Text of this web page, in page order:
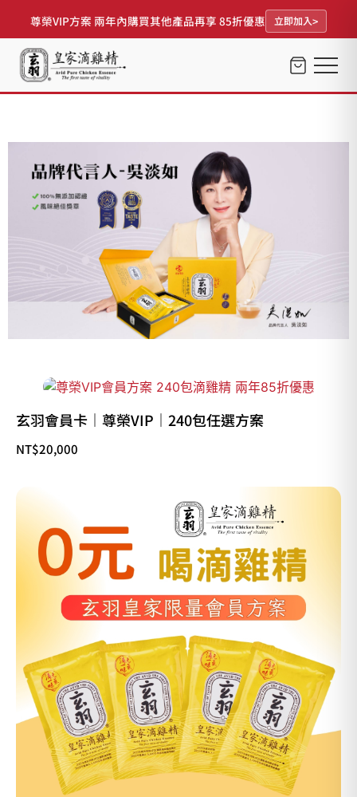
尊榮VIP方案 兩年內購買其他產品再享 85折優惠 立即加入
玄羽會員卡｜尊榮VIP｜240包任選方案
NT$20,000